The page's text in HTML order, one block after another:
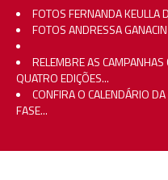
FOTOS FERNANDA
FOTOS ANDRESSA
RELEMBRE AS
QUATRO EDIÇÕES...
CONFIRA O CALENDÁRIO
FASE...